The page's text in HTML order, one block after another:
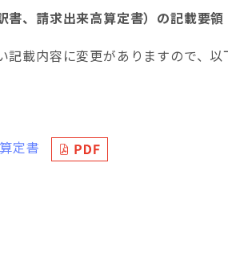
書、請求出来高算定書）の記載要領
載内容に変更がありますので、以
定書